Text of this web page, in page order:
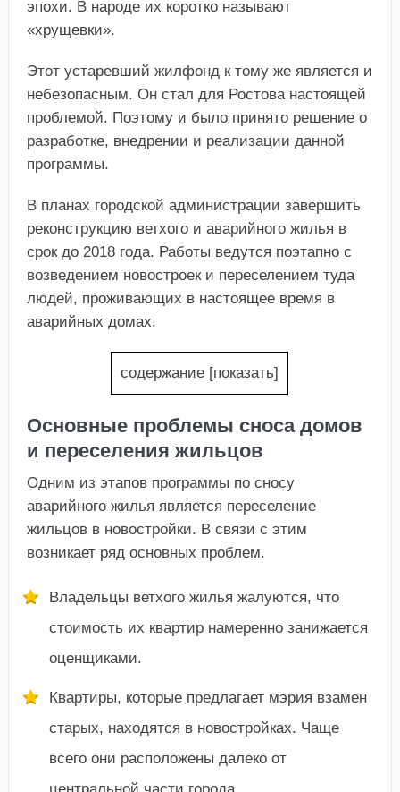
эпохи. В народе их коротко называют
«хрущевки».
Этот устаревший жилфонд к тому же является и
небезопасным. Он стал для Ростова настоящей
проблемой. Поэтому и было принято решение о
разработке, внедрении и реализации данной
программы.
В планах городской администрации завершить
реконструкцию ветхого и аварийного жилья в
срок до 2018 года. Работы ведутся поэтапно с
возведением новостроек и переселением туда
людей, проживающих в настоящее время в
аварийных домах.
содержание [показать]
Основные проблемы сноса домов
и переселения жильцов
Одним из этапов программы по сносу
аварийного жилья является переселение
жильцов в новостройки. В связи с этим
возникает ряд основных проблем.
Владельцы ветхого жилья жалуются, что
стоимость их квартир намеренно занижается
оценщиками.
Квартиры, которые предлагает мэрия взамен
старых, находятся в новостройках. Чаще
всего они расположены далеко от
центральной части города.